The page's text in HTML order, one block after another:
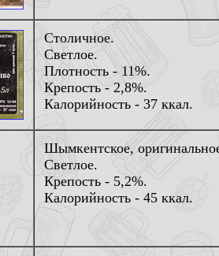
Столичное.
Светлое.
Плотность - 11%.
Крепость - 2,8%.
Калорийность - 37 ккал.
Шымкентское,
Светлое.
Крепость - 5,2%.
Калорийность - 45 ккал.